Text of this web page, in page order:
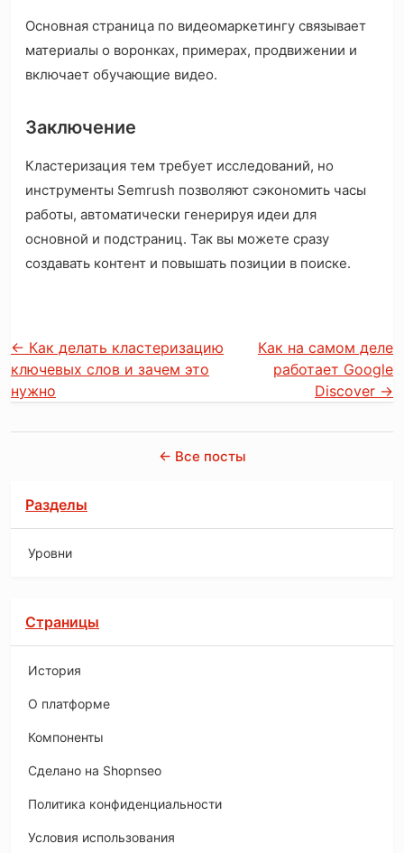
Основная страница по видеомаркетингу связывает
материалы о воронках, примерах, продвижении и
включает обучающие видео.
Заключение
Кластеризация тем требует исследований, но
инструменты Semrush позволяют сэкономить часы
работы, автоматически генерируя идеи для
основной и подстраниц. Так вы можете сразу
создавать контент и повышать позиции в поиске.
← Как делать кластеризацию
ключевых слов и зачем это
нужно
Как на самом деле
работает Google
Discover →
← Все посты
Разделы
Уровни
Страницы
История
O платформе
Компоненты
Сделано на Shopnseo
Политика конфиденциальности
Условия использования